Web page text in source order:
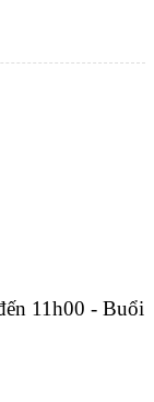
11h00 - Buổi